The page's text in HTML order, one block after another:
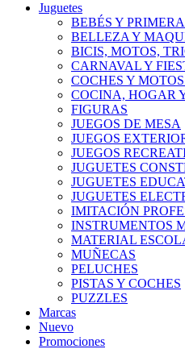
Juguetes
BEBÉS Y
BELLEZA Y
BICIS, MOTOS,
CARNAVAL Y
COCHES Y
COCINA, HOGAR
FIGURAS
JUEGOS DE MESA
JUEGOS
JUEGOS
JUGUETES
JUGUETES
JUGUETES
IMITACIÓN
INSTRUMENTOS
MATERIAL
MUÑECAS
PELUCHES
PISTAS Y COCHES
PUZZLES
Marcas
Nuevo
Promociones